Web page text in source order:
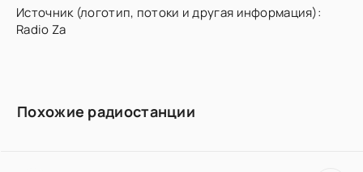
Источник (логотип, потоки и другая информация):
Radio Za
Похожие радиостанции